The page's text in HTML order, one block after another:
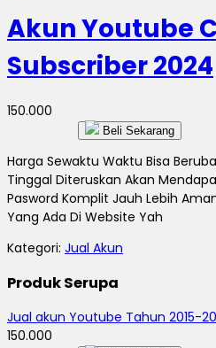
Akun Youtube
Subscriber 2024
150.000
Beli Sekarang
Harga Sewaktu Waktu Bisa
Tinggal Diteruskan Akan
Pasword Komplit Jauh Lebih
Yang Ada Di Website Yah
Kategori: Jual Akun
Produk Serupa
Jual akun Youtube Tahun 2015-
150.000